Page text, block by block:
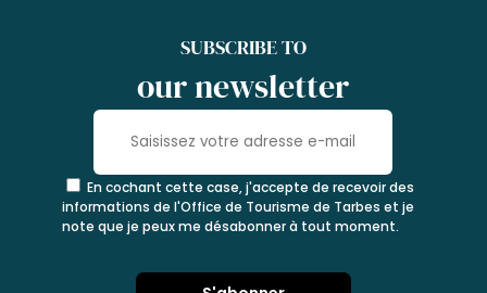
SUBSCRIBE TO
our newsletter
En cochant cette case, j'accepte de recevoir des
informations de l'Office de Tourisme de Tarbes et je
note que je peux me désabonner à tout moment.